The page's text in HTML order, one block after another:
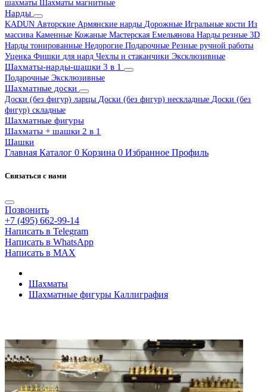
шахматы Шахматы магнитные
Нарды
KADUN Авторские Армянские нарды Дорожные Игральные кости Из
массива Каменные Кожаные Мастерская Емельянова Нарды резные 3D
Нарды тонированные Недорогие Подарочные Резные ручной работы
Уценка Фишки для нард Чехлы и стаканчики Эксклюзивные
Шахматы-нарды-шашки 3 в 1
Подарочные Эксклюзивные
Шахматные доски
Доски (без фигур) ларцы Доски (без фигур) нескладные Доски (без
фигур) складные
Шахматные фигуры
Шахматы + шашки 2 в 1
Шашки
Главная Каталог 0 Корзина 0 Избранное Профиль
Связаться с нами
Позвонить
+7 (495) 662-99-14
Написать в Telegram
Написать в WhatsApp
Написать в MAX
Шахматы
Шахматные фигуры Каллиграфия